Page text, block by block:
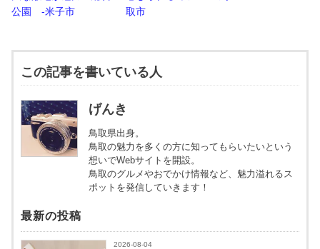
公園 -米子市
取市
この記事を書いている人
げんき
鳥取県出身。
鳥取の魅力を多くの方に知ってもらいたいという
想いでWebサイトを開設。
鳥取のグルメやおでかけ情報など、魅力溢れるス
ポットを発信していきます！
最新の投稿
2026-08-04